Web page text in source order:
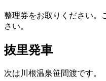
整理券をお取りください。
さい。
抜里発車
次は川根温泉笹間渡です。